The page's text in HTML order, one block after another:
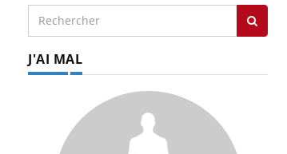
J'AI MAL